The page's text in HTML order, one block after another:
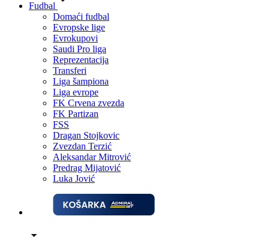
Fudbal
Domaći fudbal
Evropske lige
Evrokupovi
Saudi Pro liga
Reprezentacija
Transferi
Liga šampiona
Liga evrope
FK Crvena zvezda
FK Partizan
FSS
Dragan Stojkovic
Zvezdan Terzić
Aleksandar Mitrović
Predrag Mijatović
Luka Jović